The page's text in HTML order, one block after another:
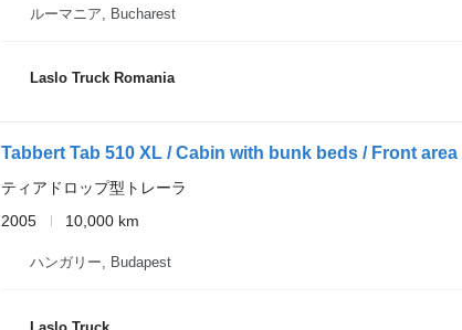
ルーマニア, Bucharest
Laslo Truck Romania
Tabbert Tab 510 XL / Cabin with bunk beds / Front
ティアドロップ型トレーラ
2005
10,000 km
ハンガリー, Budapest
Laslo Truck